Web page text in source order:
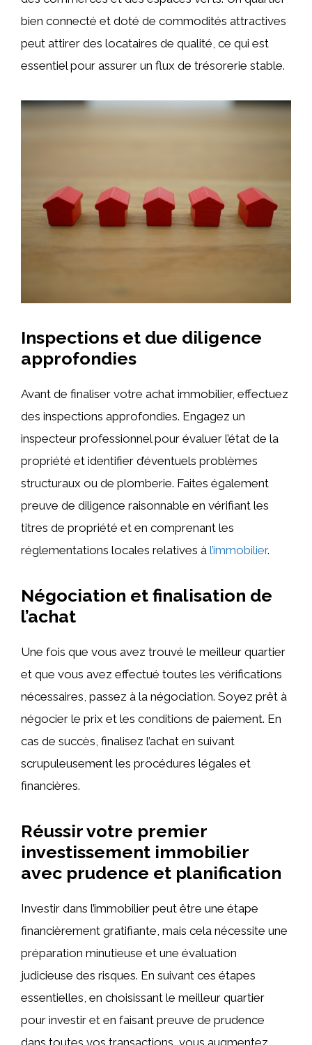
bien connecté et doté de commodités attractives
peut attirer des locataires de qualité, ce qui est
essentiel pour assurer un flux de trésorerie stable.
Inspections et due diligence
approfondies
Avant de finaliser votre achat immobilier, effectuez
des inspections approfondies. Engagez un
inspecteur professionnel pour évaluer l’état de la
propriété et identifier d’éventuels problèmes
structuraux ou de plomberie. Faites également
preuve de diligence raisonnable en vérifiant les
titres de propriété et en comprenant les
réglementations locales relatives à l’immobilier.
Négociation et finalisation de
l’achat
Une fois que vous avez trouvé le meilleur quartier
et que vous avez effectué toutes les vérifications
nécessaires, passez à la négociation. Soyez prêt à
négocier le prix et les conditions de paiement. En
cas de succès, finalisez l’achat en suivant
scrupuleusement les procédures légales et
financières.
Réussir votre premier
investissement immobilier
avec prudence et planification
Investir dans l’immobilier peut être une étape
financièrement gratifiante, mais cela nécessite une
préparation minutieuse et une évaluation
judicieuse des risques. En suivant ces étapes
essentielles, en choisissant le meilleur quartier
pour investir et en faisant preuve de prudence